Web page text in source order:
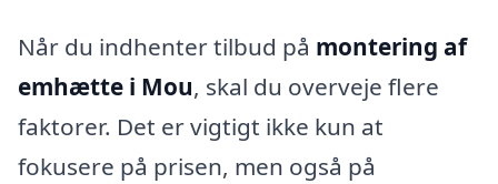
Når du indhenter tilbud på montering af
emhætte i Mou, skal du overveje flere
faktorer. Det er vigtigt ikke kun at
fokusere på prisen, men også på